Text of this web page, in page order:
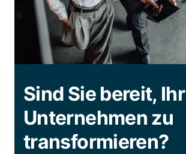
Sind Sie bereit, Ihr
Unternehmen zu
transformieren?